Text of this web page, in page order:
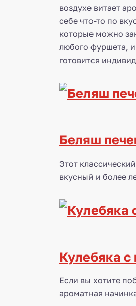
воздухе витает
себе что-то по
которые можно
любого фуршета,
готовится
Беляш
Этот
вкусный и более
Кулебяка с
Если вы хотите
ароматная